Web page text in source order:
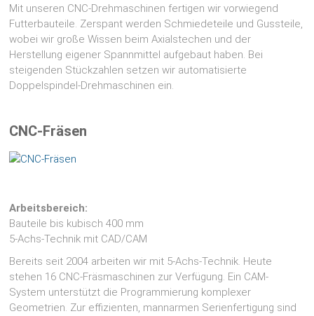
Mit unseren CNC-Drehmaschinen fertigen wir vorwiegend
Futterbauteile. Zerspant werden Schmiedeteile und Gussteile,
wobei wir große Wissen beim Axialstechen und der
Herstellung eigener Spannmittel aufgebaut haben. Bei
steigenden Stückzahlen setzen wir automatisierte
Doppelspindel-Drehmaschinen ein.
CNC-Fräsen
Arbeitsbereich:
Bauteile bis kubisch 400 mm
5-Achs-Technik mit CAD/CAM
Bereits seit 2004 arbeiten wir mit 5-Achs-Technik. Heute
stehen 16 CNC-Fräsmaschinen zur Verfügung. Ein CAM-
System unterstützt die Programmierung komplexer
Geometrien. Zur effizienten, mannarmen Serienfertigung sind